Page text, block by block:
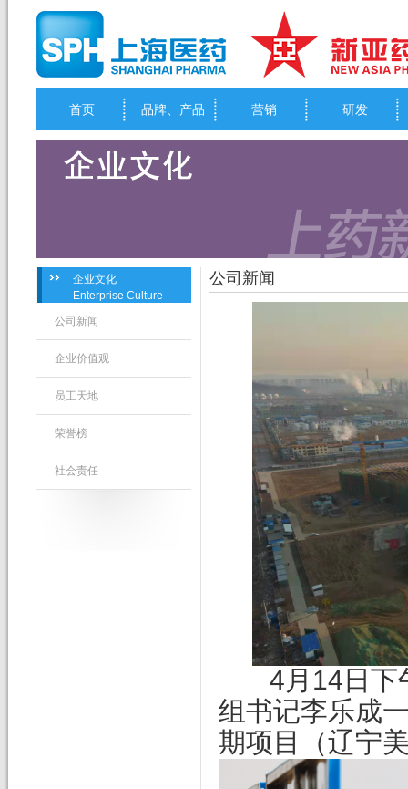
首页 品牌、产品 营销 研发
企业文化
Enterprise Culture
公司新闻
企业价值观
员工天地
荣誉榜
社会责任
公司新闻
4 月14日
组书记李乐成
期项目（辽宁